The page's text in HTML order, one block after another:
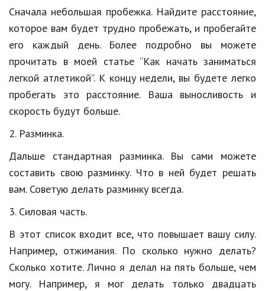
Культура и общество
Мода и стиль
Хобби и развлечения
Финансы
Юриспруденция
Природа
Образование
Наука и технологии
Сначала небольшая пробежка. Найдите расстояние,
которое вам будет трудно пробежать, и пробегайте
его каждый день. Более подробно вы можете
прочитать в моей статье “Как начать заниматься
легкой атлетикой”. К концу недели, вы будете легко
пробегать это расстояние. Ваша выносливость и
скорость будут больше.
2. Разминка.
Дальше стандартная разминка. Вы сами можете
составить свою разминку. Что в ней будет решать
вам. Советую делать разминку всегда.
3. Силовая часть.
В этот список входит все, что повышает вашу силу.
Например, отжимания. По сколько нужно делать?
Сколько хотите. Лично я делал на пять больше, чем
могу. Например, я мог делать только двадцать